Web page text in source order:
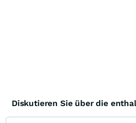
Diskutieren Sie über die